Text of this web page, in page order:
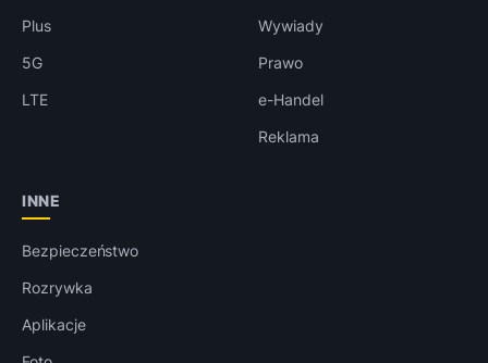
Plus
5G
LTE
Wywiady
Prawo
e-Handel
Reklama
INNE
Bezpieczeństwo
Rozrywka
Aplikacje